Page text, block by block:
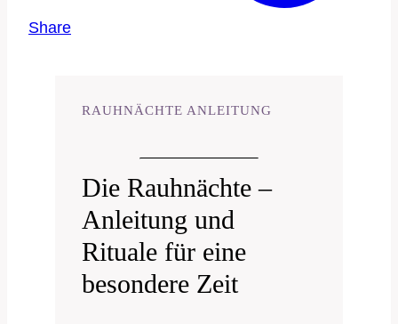
Share
RAUHNÄCHTE ANLEITUNG
Die Rauhnächte –
Anleitung und
Rituale für eine
besondere Zeit